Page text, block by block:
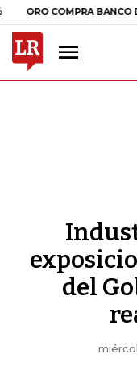
COMPRA BANCO DE LA
del